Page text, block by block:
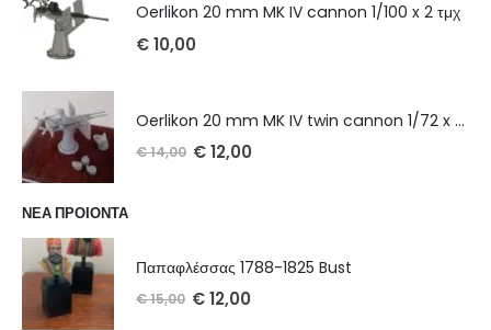
Oerlikon 20 mm MK IV cannon 1/100 x 2 τμχ
€10,00
Oerlikon 20 mm MK IV twin cannon 1/72 x 2 τμχ
€14,00 €12,00
ΝΕΑ ΠΡΟΙΟΝΤΑ
Παπαφλέσσας 1788-1825 Bust
€15,00 €12,00